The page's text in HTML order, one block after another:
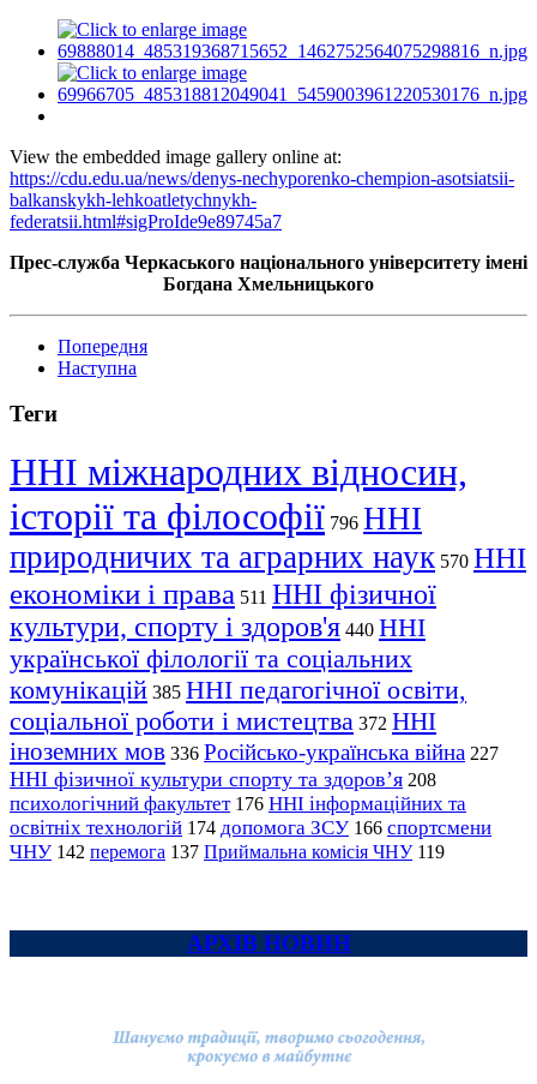
View the embedded image gallery online at:
https://cdu.edu.ua/news/denys-nechyporenko-chempion-asotsiatsii-
balkanskykh-lehkoatletychnykh-
federatsii.html#sigProIde9e89745a7
Прес-служба Черкаського національного університету імені
Богдана Хмельницького
Попередня
Наступна
Теги
ННІ міжнародних відносин,
історії та філософії 796 ННІ
природничих та аграрних наук 570 ННІ
економіки і права 511 ННІ фізичної
культури, спорту і здоров'я 440 ННІ
української філології та соціальних
комунікацій 385 ННІ педагогічної освіти,
соціальної роботи і мистецтва 372 ННІ
іноземних мов 336 Російсько-українська війна 227
ННІ фізичної культури спорту та здоров’я 208
психологічний факультет 176 ННІ інформаційних та
освітніх технологій 174 допомога ЗСУ 166 спортсмени
ЧНУ 142 перемога 137 Приймальна комісія ЧНУ 119
АРХІВ НОВИН